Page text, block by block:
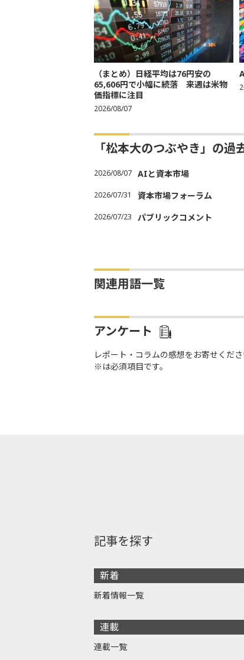
（まとめ）日経平均は76円安の
65,606円で小幅に続落 来週は米物
価指標に注目
2026/08/07
「松本大のつぶやき」の過
2026/08/07 AIと資本市場
2026/07/31 資本市場フォーラム
2026/07/23 パブリックコメント
関連用語一覧
アンケート
レポート・コラムの感想をお寄せくだ
※は必須項目です。
記事を探す
新着
新着情報一覧
連載
連載一覧